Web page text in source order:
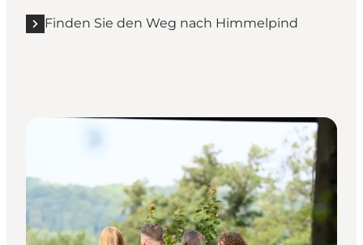
Finden Sie den Weg nach Himmelpind